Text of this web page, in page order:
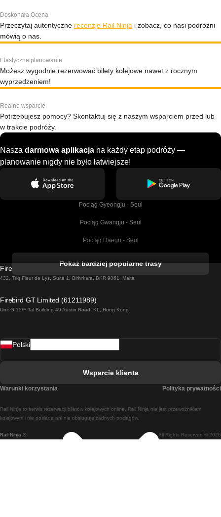
Doskonała Ocena
Przeczytaj autentyczne recenzje Rail Ninja i zobacz, co nasi podróżni
mówią o nas.
Elastyczne planowanie
Możesz wygodnie rezerwować bilety kolejowe nawet z rocznym
wyprzedzeniem!
Realne wsparcie
Potrzebujesz pomocy? Skontaktuj się z naszym wsparciem przed lub
w trakcie podróży.
Nasza darmowa aplikacja na każdy etap podróży —
planowanie nigdy nie było łatwiejsze!
Pociąg Gyeongju - Seul
Pociąg Gwangju - Seul
Pociąg Daegu - Seul
Pociąg Dublin - Galway
Pociąg Rzym - Neapol
Pociąg Madryt - Lizbona
Pociąg Madryt - Barcelona
Pokaż bardziej popularne trasy
Firebird GT Limited (OC 1451)
432, Triq Fleur de Lys, Suite 1, Birkirkara, BKR 9061, Malta
Firebird GT Limited (61211989)
Unit G 15/F Tal Building 49 Austin Road, KL, Hong Kong
Rail Ninja ® All Rights Reserved © 2026
Rail Ninja to serwis rezerwacji biletów kolejowych online. Rail Ninja nie jest przewoźnikiem
kolejowym i nie posiada ani nie obsługuje żadnych pociągów.
Polski
Wsparcie klienta
Warunki korzystania Polityka prywatności